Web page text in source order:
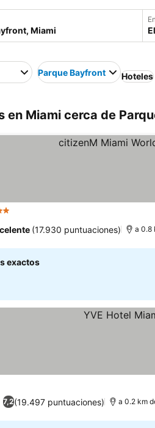
Parque Bayfront Hoteles
en Miami cerca de
(17.930 puntuaciones) a 0.8
exactos
7,2(19.497 puntuaciones) a 0.2 km